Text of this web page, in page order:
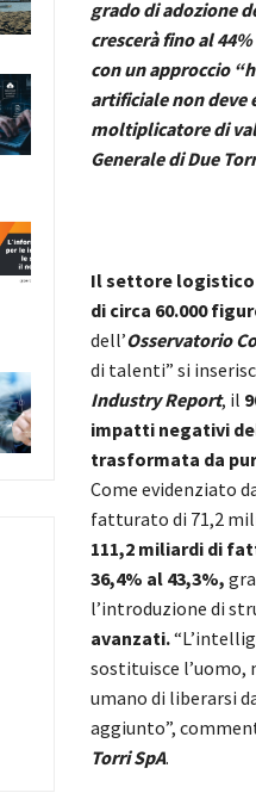
grado di adozione
crescerà fino al 44%
con un approccio
artificiale non deve
moltiplicatore di
Generale di Due
Il settore
di circa 60.000
dell’Osservatorio
di talenti” si
Industry Report, il
impatti negativi
trasformata da
Come evidenziato
fatturato di 71,2
111,2 miliardi di
36,4% al 43,3%,
l’introduzione di
avanzati.
sostituisce
umano di liberarsi
aggiunto”,
Torri SpA.